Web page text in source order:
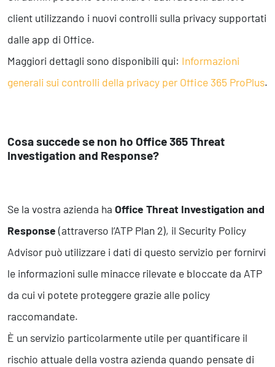
client utilizzando i nuovi controlli sulla privacy supportati
dalle app di Office.
Maggiori dettagli sono disponibili qui: Informazioni
generali sui controlli della privacy per Office 365 ProPlus.
Cosa succede se non ho Office 365 Threat
Investigation and Response?
Se la vostra azienda ha Office Threat Investigation and
Response (attraverso l’ATP Plan 2), il Security Policy
Advisor può utilizzare i dati di questo servizio per fornirvi
le informazioni sulle minacce rilevate e bloccate da ATP
da cui vi potete proteggere grazie alle policy
raccomandate.
È un servizio particolarmente utile per quantificare il
rischio attuale della vostra azienda quando pensate di